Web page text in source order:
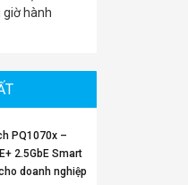
giờ hành
PQ1070x –
2.5GbE Smart
doanh nghiệp